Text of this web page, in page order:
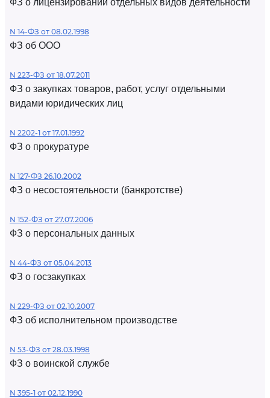
ФЗ о лицензировании отдельных видов деятельности
N 14-ФЗ от 08.02.1998
ФЗ об ООО
N 223-ФЗ от 18.07.2011
ФЗ о закупках товаров, работ, услуг отдельными
видами юридических лиц
N 2202-1 от 17.01.1992
ФЗ о прокуратуре
N 127-ФЗ 26.10.2002
ФЗ о несостоятельности (банкротстве)
N 152-ФЗ от 27.07.2006
ФЗ о персональных данных
N 44-ФЗ от 05.04.2013
ФЗ о госзакупках
N 229-ФЗ от 02.10.2007
ФЗ об исполнительном производстве
N 53-ФЗ от 28.03.1998
ФЗ о воинской службе
N 395-1 от 02.12.1990